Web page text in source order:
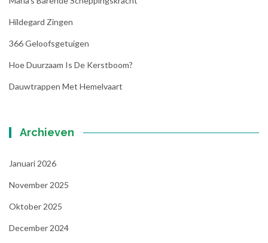
Hildegard Zingen
366 Geloofsgetuigen
Hoe Duurzaam Is De Kerstboom?
Dauwtrappen Met Hemelvaart
Archieven
Januari 2026
November 2025
Oktober 2025
December 2024